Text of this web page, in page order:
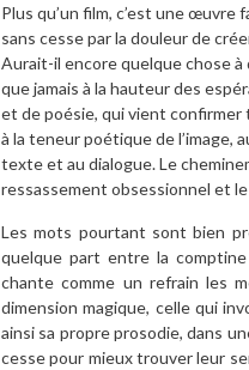
Plus qu’un film, c’est une
sans cesse par la douleur de
Aurait-il encore quelque chose à
que jamais à la hauteur des
et de poésie, qui vient confirmer
à la teneur poétique de l’image,
texte et au dialogue. Le
ressassement obsessionnel et
Les mots pourtant sont bien
quelque part entre la
chante comme un refrain les
dimension magique, celle qui
ainsi sa propre prosodie, dans
cesse pour mieux trouver leur